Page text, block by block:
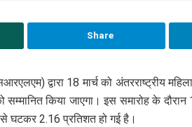
Share
द्वारा 18 मार्च को अंतरराष्ट्रीय
किया जाएगा। इस समारोह के दौरान
घटकर 2.16 प्रतिशत हो गई है।